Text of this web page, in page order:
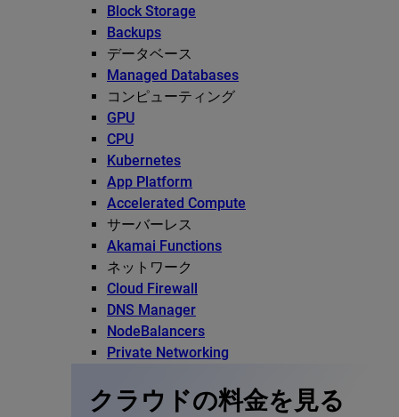
Block Storage
Backups
データベース
Managed Databases
コンピューティング
GPU
CPU
Kubernetes
App Platform
Accelerated Compute
サーバーレス
Akamai Functions
ネットワーク
Cloud Firewall
DNS Manager
NodeBalancers
Private Networking
クラウドの料金を見る